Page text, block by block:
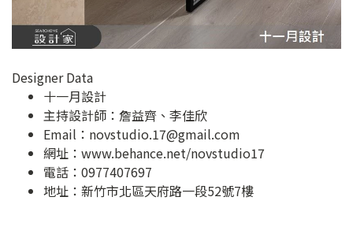
Designer Data
十一月設計
主持設計師：詹益齊、李佳欣
Email： novstudio.17@gmail.com
網址： www.behance.net/novstudio17
電話：0977407697
地址： 新竹市北區天府路一段52號7樓